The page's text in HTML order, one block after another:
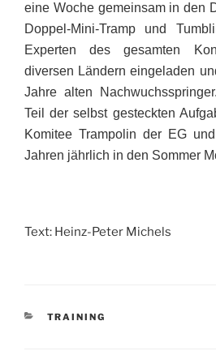
eine Woche gemeinsam in den
Doppel-Mini-Tramp und
Experten des gesamten
diversen Ländern eingeladen
Jahre alten
Teil der selbst gesteckten
Komitee Trampolin der EG
Jahren jährlich in den Sommer
Text: Heinz-Peter Michels
KATEGORIEN
TRAINING